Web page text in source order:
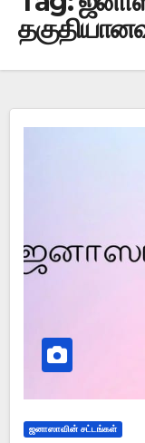
ஜனாஸாவின் சட்டங்கள்